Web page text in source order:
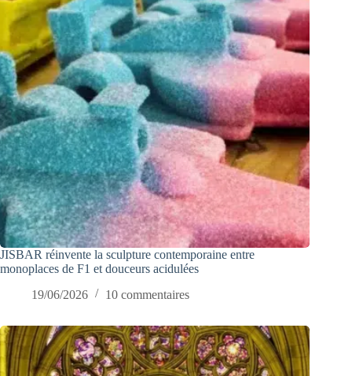
JISBAR réinvente la sculpture contemporaine entre
monoplaces de F1 et douceurs acidulées
19/06/2026
10 commentaires